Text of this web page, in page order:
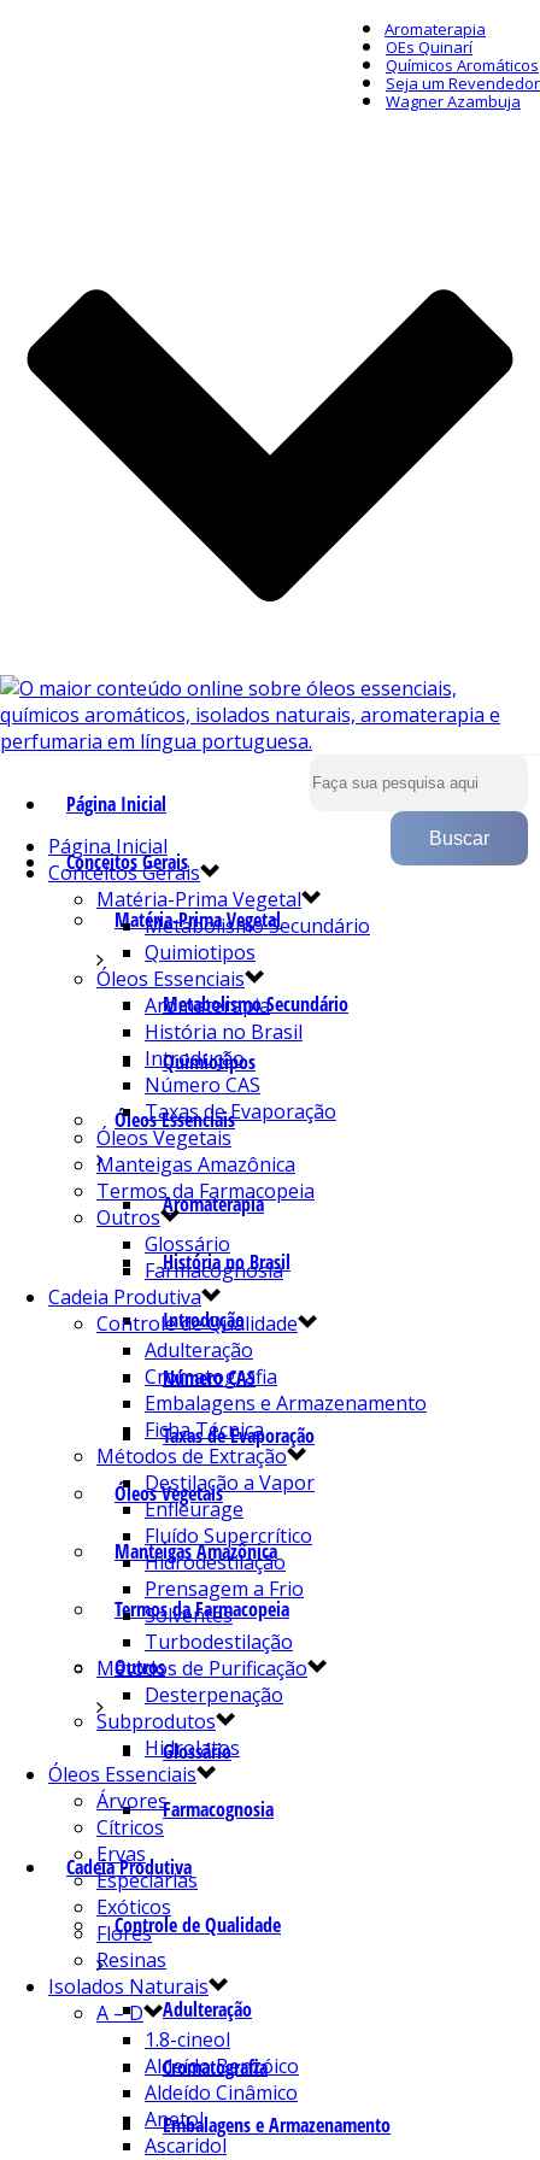
Aromaterapia
OEs Quinarí
Químicos Aromáticos
Seja um Revendedor
Wagner Azambuja
Página Inicial
Conceitos Gerais
Matéria-Prima Vegetal
Metabolismo Secundário
Quimiotipos
Óleos Essenciais
Aromaterapia
História no Brasil
Introdução
Número CAS
Taxas de Evaporação
Óleos Vegetais
Manteigas Amazônica
Termos da Farmacopeia
Outros
Glossário
Farmacognosia
Cadeia Produtiva
Controle de Qualidade
Adulteração
Cromatografia
Embalagens e Armazenamento
Página Inicial
Conceitos Gerais
Matéria-Prima Vegetal
Metabolismo Secundário
Quimiotipos
Óleos Essenciais
Aromaterapia
História no Brasil
Introdução
Número CAS
Taxas de Evaporação
Óleos Vegetais
Manteigas Amazônica
Termos da Farmacopeia
Outros
Glossário
Farmacognosia
Cadeia Produtiva
Controle de Qualidade
Adulteração
Cromatografia
Embalagens e Armazenamento
Ficha Técnica
Métodos de Extração
Destilação a Vapor
Enfleurage
Fluído Supercrítico
Hidrodestilação
Prensagem a Frio
Solventes
Turbodestilação
Métodos de Purificação
Desterpenação
Subprodutos
Hidrolatos
Óleos Essenciais
Árvores
Cítricos
Ervas
Especiarias
Exóticos
Flores
Resinas
Isolados Naturais
A – D
1.8-cineol
Aldeído Benzóico
Aldeído Cinâmico
Anetol
Ascaridol